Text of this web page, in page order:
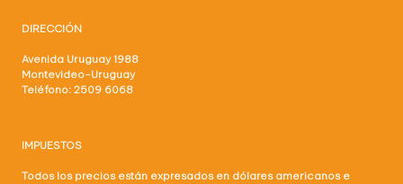
DIRECCIÓN
Avenida Uruguay 1988
Montevideo-Uruguay
Teléfono: 2509 6068
IMPUESTOS
Todos los precios están expresados en dólares americanos e